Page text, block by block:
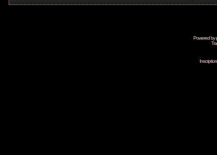
Powered by